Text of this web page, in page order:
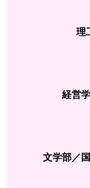
理
経営
文学部／